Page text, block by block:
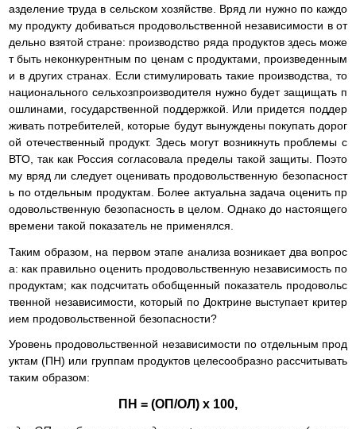
азделение труда в сельском хозяйстве. Вряд ли нужно по каждо
му продукту добиваться продовольственной независимости в от
дельно взятой стране: производство ряда продуктов здесь може
т быть неконкурентным по ценам с продуктами, произведенным
и в других странах. Если стимулировать такие производства, то
национального сельхозпроизводителя нужно будет защищать п
ошлинами, государственной поддержкой. Или придется поддер
живать потребителей, которые будут вынуждены покупать дорог
ой отечественный продукт. Здесь могут возникнуть проблемы с
ВТО, так как Россия согласовала пределы такой защиты. Поэто
му вряд ли следует оценивать продовольственную безопасност
ь по отдельным продуктам. Более актуальна задача оценить пр
одовольственную безопасность в целом. Однако до настоящего
времени такой показатель не применялся.
Таким образом, на первом этапе анализа возникает два вопрос
а: как правильно оценить продовольственную независимость по
продуктам; как подсчитать обобщенный показатель продовольс
твенной независимости, который по Доктрине выступает критер
ием продовольственной безопасности?
Уровень продовольственной независимости по отдельным прод
уктам (ПН) или группам продуктов целесообразно рассчитывать
таким образом:
ПН = (ОП/ОЛ) х 100,